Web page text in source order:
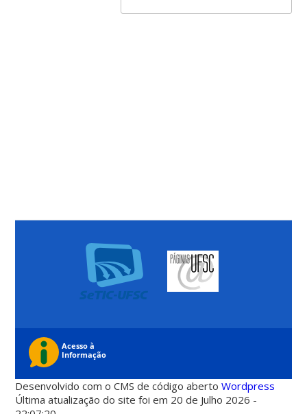
Desenvolvido com o CMS de código abertoWordpress
Última atualização do site foi em 20 de Julho 2026 -